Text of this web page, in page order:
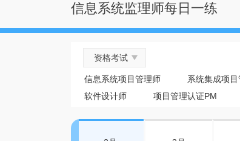
信息系统监理师每日一练
资格考试
信息系统项目管理师 系统集成项
软件设计师
项目管理认证PM